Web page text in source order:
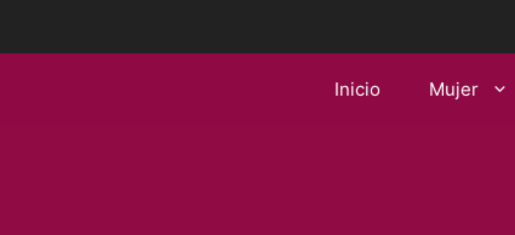
Inicio Mujer